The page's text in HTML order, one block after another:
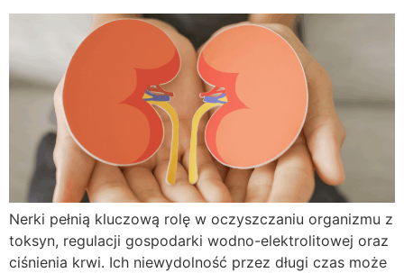
Nerki pełnią kluczową rolę w oczyszczaniu organizmu z
toksyn, regulacji gospodarki wodno-elektrolitowej oraz
ciśnienia krwi. Ich niewydolność przez długi czas może